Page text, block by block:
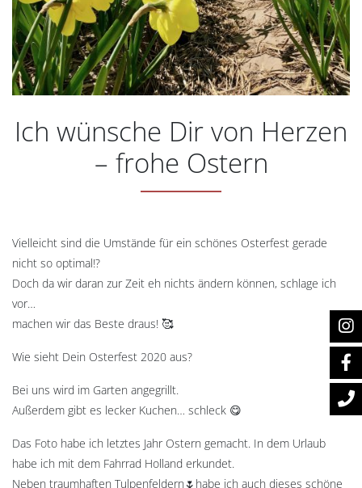
Ich wünsche Dir von Herzen
– frohe Ostern
Vielleicht sind die Umstände für ein schönes Osterfest gerade
nicht so optimal!?
Doch da wir daran zur Zeit eh nichts ändern können, schlage ich
vor…
machen wir das Beste draus! 🥰
Wie sieht Dein Osterfest 2020 aus?
Bei uns wird im Garten angegrillt.
Außerdem gibt es lecker Kuchen… schleck 😋
Das Foto habe ich letztes Jahr Ostern gemacht. In dem Urlaub
habe ich mit dem Fahrrad Holland erkundet.
Neben traumhaften Tulpenfeldern🌷habe ich auch dieses schöne